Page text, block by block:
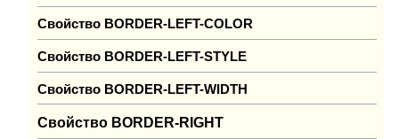
Свойство BORDER-LEFT-COLOR
Свойство BORDER-LEFT-STYLE
Свойство BORDER-LEFT-WIDTH
Свойство BORDER-RIGHT